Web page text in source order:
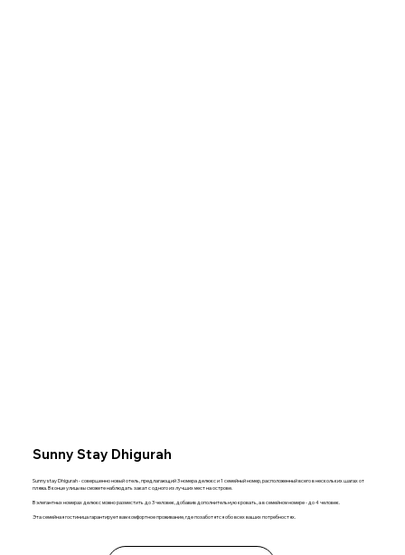
Sunny Stay Dhigurah
Sunny stay Dhigurah - совершенно новый отель, предлагающий 3 номера делюкс и 1 семейный номер, расположенный всего в нескольких шагах от
пляжа. В конце улицы вы сможете наблюдать закат с одного из лучших мест на острове.
В элегантных номерах делюкс можно разместить до 3 человек, добавив дополнительную кровать, а в семейном номере - до 4 человек.
Эта семейная гостиница гарантирует вам комфортное проживание, где позаботятся обо всех ваших потребностях.